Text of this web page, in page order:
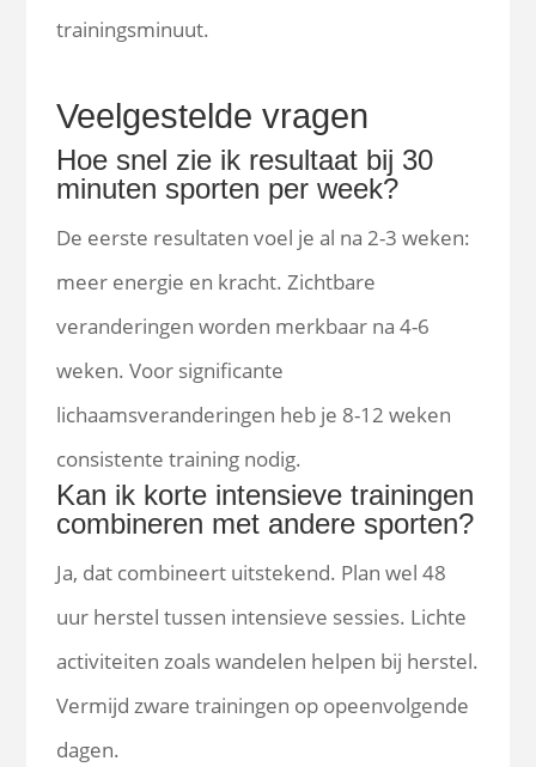
trainingsminuut.
Veelgestelde vragen
Hoe snel zie ik resultaat bij 30
minuten sporten per week?
De eerste resultaten voel je al na 2-3 weken:
meer energie en kracht. Zichtbare
veranderingen worden merkbaar na 4-6
weken. Voor significante
lichaamsveranderingen heb je 8-12 weken
consistente training nodig.
Kan ik korte intensieve trainingen
combineren met andere sporten?
Ja, dat combineert uitstekend. Plan wel 48
uur herstel tussen intensieve sessies. Lichte
activiteiten zoals wandelen helpen bij herstel.
Vermijd zware trainingen op opeenvolgende
dagen.